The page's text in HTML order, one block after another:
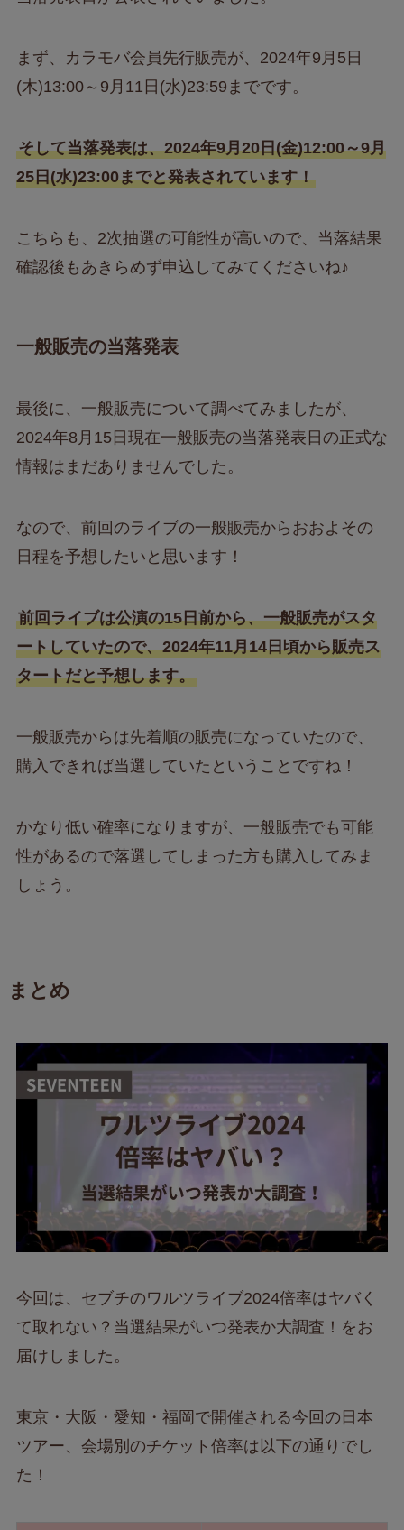
まず、カラモバ会員先行販売が、2024年9月5日
(木)13:00～9月11日(水)23:59までです。
そして当落発表は、2024年9月20日(金)12:00～9月
25日(水)23:00までと発表されています！
こちらも、2次抽選の可能性が高いので、当落結果
確認後もあきらめず申込してみてくださいね♪
一般販売の当落発表
最後に、一般販売について調べてみましたが、
2024年8月15日現在一般販売の当落発表日の正式な
情報はまだありませんでした。
なので、前回のライブの一般販売からおおよその
日程を予想したいと思います！
前回ライブは公演の15日前から、一般販売がスタ
ートしていたので、2024年11月14日頃から販売ス
タートだと予想します。
一般販売からは先着順の販売になっていたので、
購入できれば当選していたということですね！
かなり低い確率になりますが、一般販売でも可能
性があるので落選してしまった方も購入してみま
しょう。
まとめ
今回は、セブチのワルツライブ2024倍率はヤバく
て取れない？当選結果がいつ発表か大調査！をお
届けしました。
東京・大阪・愛知・福岡で開催される今回の日本
ツアー、会場別のチケット倍率は以下の通りでし
た！